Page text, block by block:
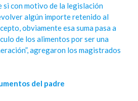
si con motivo de la legislación
algún importe retenido al
obviamente esa suma pasa a
de los alimentos por ser una
agregaron los magistrados
del padre